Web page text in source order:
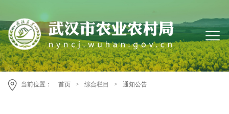
当前位置： 首页 > 综合栏目 > 通知公告